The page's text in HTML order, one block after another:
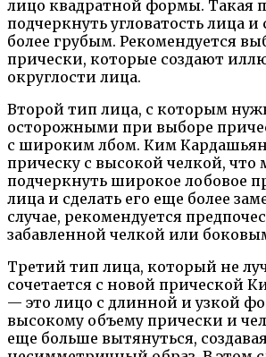
лицо квадратной формы. Такая
подчеркнуть угловатость лица и
более грубым. Рекомендуется
прически, которые создают
округлости лица.
Второй тип лица, с которым
осторожными при выборе
с широким лбом. Ким Кардашьян
прическу с высокой челкой, что
подчеркнуть широкое лобовое
лица и сделать его еще более
случае, рекомендуется
забавленной челкой или
Третий тип лица, который не
сочетается с новой прической
— это лицо с длинной и узкой
высокому объему прически и
еще больше вытянуться,